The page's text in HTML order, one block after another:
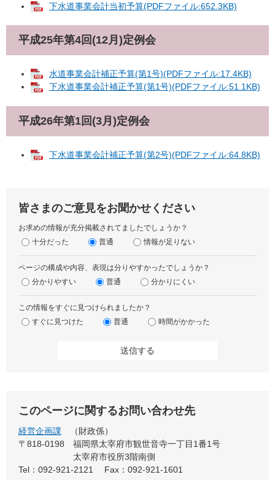
下水道事業会計当初予算(PDFファイル:652.3KB)
平成25年第4回(12月)定例会
水道事業会計補正予算(第1号)(PDFファイル:17.4KB)
下水道事業会計補正予算(第1号)(PDFファイル:51.1KB)
平成26年第1回(3月)定例会
下水道事業会計補正予算(第2号)(PDFファイル:64.8KB)
皆さまのご意見をお聞かせください
お求めの情報が充分掲載されてましたでしょうか？
十分だった
普通 情報が足りない
ページの構成や内容、表現は分りやすかったでしょうか？
分かりやすい
普通 分かりにくい
この情報をすぐに見つけられましたか？
すぐに見つけた
普通 時間がかかった
このページに関するお問い合わせ先
経営企画課
財政係
〒818-0198
福岡県太宰府市観世音寺一丁目1番1号
太宰府市役所3階南側
Tel：092-921-2121
Fax：092-921-1601